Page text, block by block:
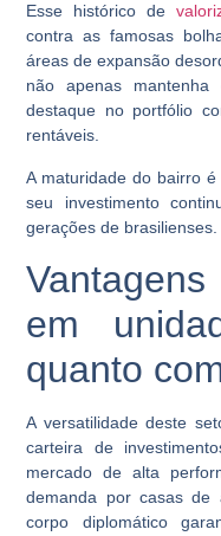
Esse histórico de
contra as famosas
áreas de expansão
não apenas
destaque no portfólio
rentáveis.
A maturidade do bairro
seu investimento
gerações de brasilienses.
em
quanto
A versatilidade deste
carteira de
mercado de alta
demanda por casas de
corpo diplomático